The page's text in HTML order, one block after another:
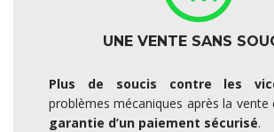
UNE VENTE SANS
Plus de soucis contre les
problèmes mécaniques après la
garantie d’un paiement sécurisé.